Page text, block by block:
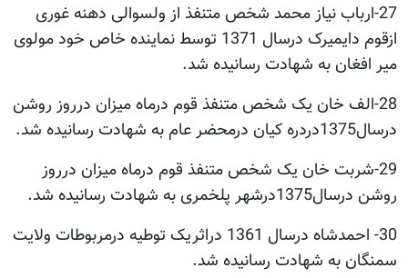
27-ارباب نیاز محمد شخص متنفذ از ولسوالی دهنه غوری
ازقوم دایمیرک درسال 1371 توسط نماینده خاص خود مولوی
میر افغان به شهادت رسانیده شد.
28-الف خان یک شخص متنفذ قوم درماه میزان درروز روشن
درسال1375دردره کیان درمحضر عام به شهادت رسانیده شد.
29-شربت خان یک شخص متنفذ قوم درماه میزان درروز
روشن درسال1375درشهر پلخمری به شهادت رسانیده شد.
30- احمدشاه درسال 1361 دراثریک توطیه درمربوطات ولایت
سمنگان به شهادت رسانیده شد.